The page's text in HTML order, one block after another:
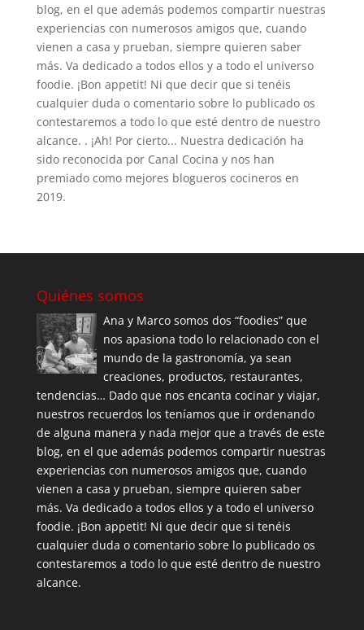
blog, en el que además podemos compartir nuestras
experiencias con numerosos amigos que, cuando
vienen a casa y prueban, siempre quieren saber
más. Va dedicado a todos ellos y a todo el universo
foodie. ¡Bon appetit! Ni que decir que si tenéis
cualquier duda o comentario sobre lo publicado os
contestaremos a todo lo que esté dentro de nuestro
alcance. . ¡Ah! Por cierto... Nuestra dedicación ha
sido reconocida por Canal Cocina y nos han
premiado como mejores blogueros cocineros en
2019.
Quiénes somos
Ana y Marco somos dos “foodies” que
nos apasiona todo lo relacionado con el
mundo de la gastronomía, ya sean
creaciones, productos, restaurantes,
tendencias… Dado que nos encanta cocinar y viajar,
nuestros recuerdos los teníamos que ir ordenando
de alguna manera y nada mejor que a través de este
blog, en el que además podemos compartir nuestras
experiencias con numerosos amigos que, cuando
vienen a casa y prueban, siempre quieren saber
más. Va dedicado a todos ellos y a todo el universo
foodie. ¡Bon appetit! Ni que decir que si tenéis
cualquier duda o comentario sobre lo publicado os
contestaremos a todo lo que esté dentro de nuestro
alcance.